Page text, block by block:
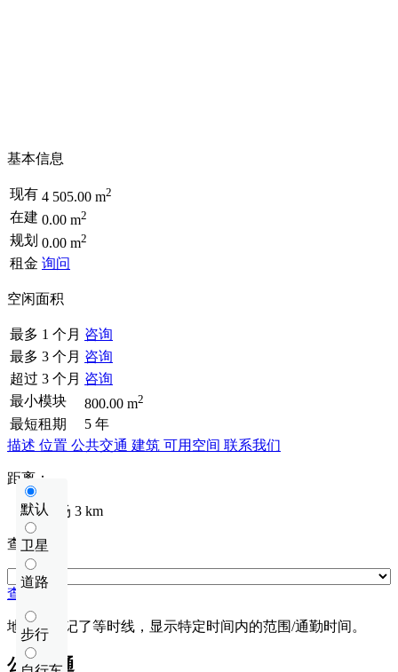
基本信息
现有 4 505.00 m2
在建 0.00 m2
规划 0.00 m2
租金 询问
空闲面积
最多 1 个月 咨询
最多 3 个月 咨询
超过 3 个月 咨询
最小模块
800.00 m2
最短租期
5 年
描述 位置 公共交通 建筑 可用空间 联系我们
默认
卫星
道路
步行
距离：
机场 3 km
查看距离
查看距离
地图上标记了等时线，显示特定时间内的范围/通勤时间。
公共交通